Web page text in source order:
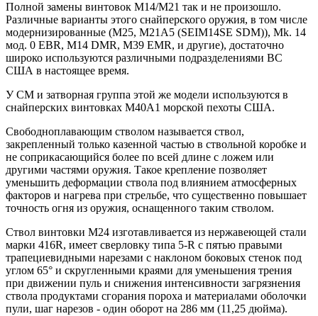
Полной замены винтовок М14/М21 так и не произошло.
Различные варианты этого снайперского оружия, в том числе
модернизированные (М25, М21А5 (SEIM14SE SDM)), Mk. 14
мод. 0 EBR, M14 DMR, M39 EMR, и другие), достаточно
широко используются различными подразделениями ВС
США в настоящее время.
У СМ и затворная группа этой же модели используются в
снайперских винтовках М40А1 морской пехоты США.
Свободноплавающим стволом называется ствол,
закрепленный только казенной частью в ствольной коробке и
не соприкасающийся более по всей длине с ложем или
другими частями оружия. Такое крепление позволяет
уменьшить деформации ствола под влиянием атмосферных
факторов и нагрева при стрельбе, что существенно повышает
точность огня из оружия, оснащенного таким стволом.
Ствол винтовки М24 изготавливается из нержавеющей стали
марки 416R, имеет сверловку типа 5-R с пятью правыми
трапециевидными нарезами с наклоном боковых стенок под
углом 65° и скругленными краями для уменьшения трения
при движении пуль и снижения интенсивности загрязнения
ствола продуктами сгорания пороха и материалами оболочки
пули, шаг нарезов - один оборот на 286 мм (11,25 дюйма).